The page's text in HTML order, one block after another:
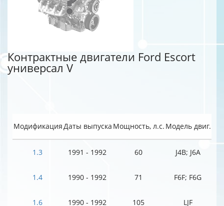
Контрактные двигатели Ford Escort
универсал V
МодификацияДаты выпуска Мощность, л.с. Модель двиг.
1.3 1991 - 1992 60 J4B; J6A
1.4 1990 - 1992 71 F6F; F6G
1.6 1990 - 1992 105 LJF